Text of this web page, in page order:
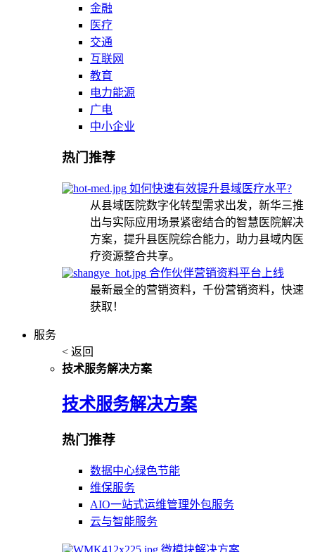
金融
医疗
交通
互联网
教育
电力能源
广电
中小企业
热门推荐
如何快速有效提升县域医疗水平?
从县域医院数字化转型需求出发，新华三推
出与实际应用场景紧密结合的智慧医院解决
方案，提升县医院综合能力，助力县域内医
疗资源整合共享。
合作伙伴营销资料平台上线
最新最全的营销资料，千份营销资料，快速
获取！
服务
< 返回
技术服务解决方案
技术服务解决方案
热门推荐
数据中心绿色节能
维保服务
AIO一站式运维管理外包服务
云与智能服务
微模块解决方案